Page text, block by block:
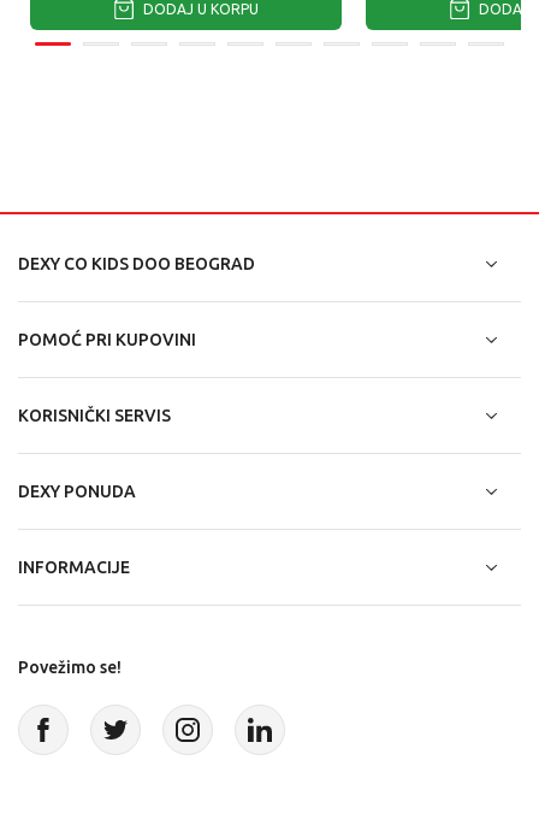
DODAJ U KORPU DODAJ
DEXY CO KIDS DOO BEOGRAD
POMOĆ PRI KUPOVINI
KORISNIČKI SERVIS
DEXY PONUDA
INFORMACIJE
Povežimo se!